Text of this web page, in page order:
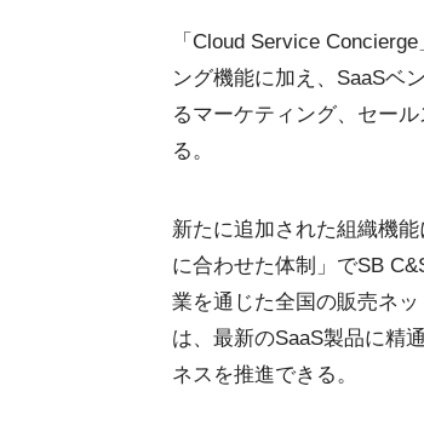
「Cloud Service
ング機能に加え、SaaSベ
るマーケティング、セー
る。
新たに追加された組織機
に合わせた体制」でSB
業を通じた全国の販売ネ
は、最新のSaaS製品に精
ネスを推進できる。